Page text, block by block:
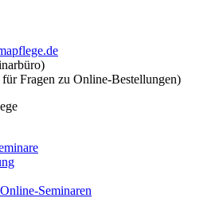
Fragen zu Online-Bestellungen)
Seminaren